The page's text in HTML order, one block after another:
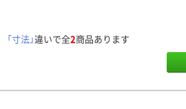
「寸法」違いで全2商品あります